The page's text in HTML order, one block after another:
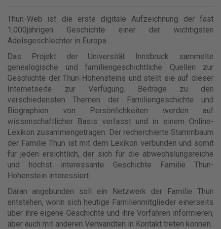
Thun-Web ist die erste digitale Aufzeichnung der fast
1.000jährigen Geschichte einer der wichtigsten
Adelsgeschlechter in Europa.
Das Projekt der Universität Innsbruck sammelte
genealogische und familiengeschichtliche Quellen zur
Geschichte der Thun-Hohensteins und stellt sie auf dieser
Internetseite zur Verfügung. Beiträge zu den
verschiedensten Themen der Familiengeschichte und
Biographien von Persönlichkeiten werden auf
wissenschaftlicher Basis verfasst und in einem Online-
Lexikon zusammengetragen. Der recherchierte Stammbaum
der Familie Thun ist mit dem Lexikon verbunden und somit
für jeden ersichtlich, der sich für die abwechslungsreiche
und höchst interessante Geschichte Familie Thun-
Hohenstein interessiert.
Daran angebunden soll ein Netzwerk der Familie Thun
entstehen, worin sich heutige Familienmitglieder einerseits
über ihre eigene Geschichte und ihre Vorfahren informieren,
aber auch mit anderen Verwandten in Kontakt treten können.